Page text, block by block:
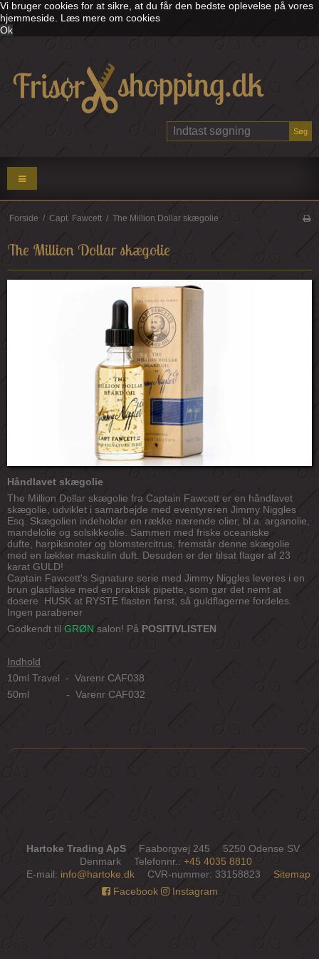
Vi bruger cookies for at sikre, at du får den bedste oplevelse på vores
hjemmeside. Læs mere om cookies
Ok
Søg
Forside / Capt. Fawcett / The Million Dollar skægolie
The Million Dollar skægolie
Håndlavet skægolie
The Million Dollar skægolie fra Captain Fawcett er en håndlavet
skægolie, udviklet i samarbejde med eventyreren Jimmy Niggles
Esq. Skægolien indeholder en række nærende olier, bl.a. arganolie,
mandelolie og solsikkeolie. Sammen med friske oceaniske
dufte, harpiksnoter og blomstercitrus, fremstår denne skægolie
med en lækker maskulin duft. Desuden er der tilsat flager af 23
karat GULD!
Captain Fawcett's Signature serie med Jimmy Niggles leveres i en
brun glasflaske med en praktisk pipette, som gør det nemt at
dosere. HUSK at RYSTE flasten først, så guldflagerne fordeles.
Ingen parabener
Godkendt til GRØN salon! På POSITIVLISTEN
Indhold
10ml Travel - Varenr CAF038
50ml - Varenr CAF032
Hartoke Trading ApS Faaborgvej 245
5250 Odense SV
Denmark
Telefonnr. : +45 4035 8810
E-mail: info@hartoke.dk CVR-nummer: 33158823
Sitemap
Facebook
Instagram